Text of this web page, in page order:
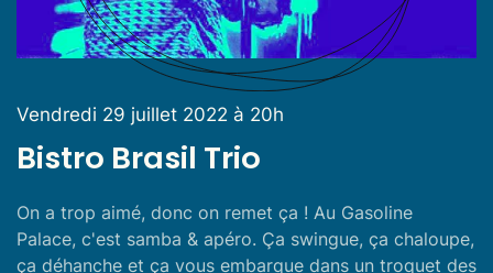
Vendredi 29 juillet 2022 à 20h
Bistro Brasil Trio
On a trop aimé, donc on remet ça ! Au Gasoline
Palace, c'est samba & apéro. Ça swingue, ça chaloupe,
ça déhanche et ça vous embarque dans un troquet des